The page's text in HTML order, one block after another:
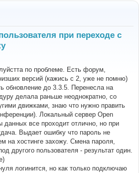
при переходе с
по проблеме. Есть форум,
версий (кажись с 2, уже не помню)
обновление до 3.3.5. Перенесла на
делала раньше неоднократно, со
движками, знаю что нужно править
Локальный сервер Open
данных все проходит отлично, но при
Выдает ошибку что пароль не
на хостинге захожу. Смена пароля,
другого пользователя - результат один.
логинится, но как только подключаю